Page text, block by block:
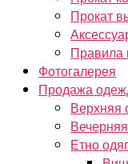
Прокат
Правила
Фотогалерея
Продажа
Верхняя
Етно одяг